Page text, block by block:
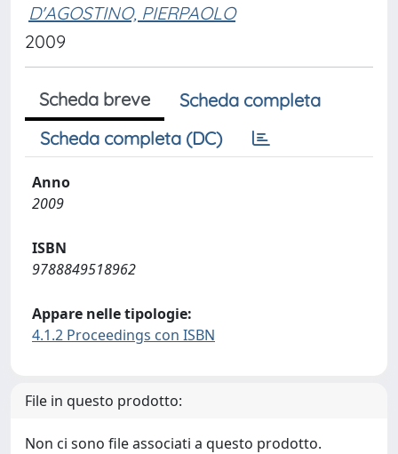
D'AGOSTINO, PIERPAOLO
2009
Scheda breve
Scheda completa
Scheda completa (DC)
Anno
2009
ISBN
9788849518962
Appare nelle tipologie:
4.1.2 Proceedings con ISBN
File in questo prodotto:
Non ci sono file associati a questo prodotto.